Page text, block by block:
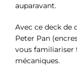
auparavant.
Avec ce deck de
Peter Pan
vous familiariser
mécaniques.